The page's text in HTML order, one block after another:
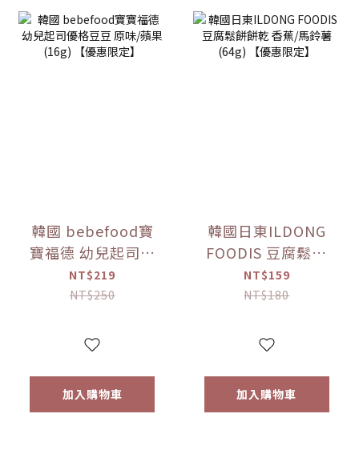
韓國 bebefood寶
寶福德 幼兒起司優
格豆豆 原味/蘋果
(16g) 【優惠限定】
NT$219
NT$250
加入購物車
韓國日東ILDONG
FOODIS 豆腐鬆餅
餅乾 香蕉/馬鈴薯
(64g) 【優惠限定】
NT$159
NT$180
加入購物車